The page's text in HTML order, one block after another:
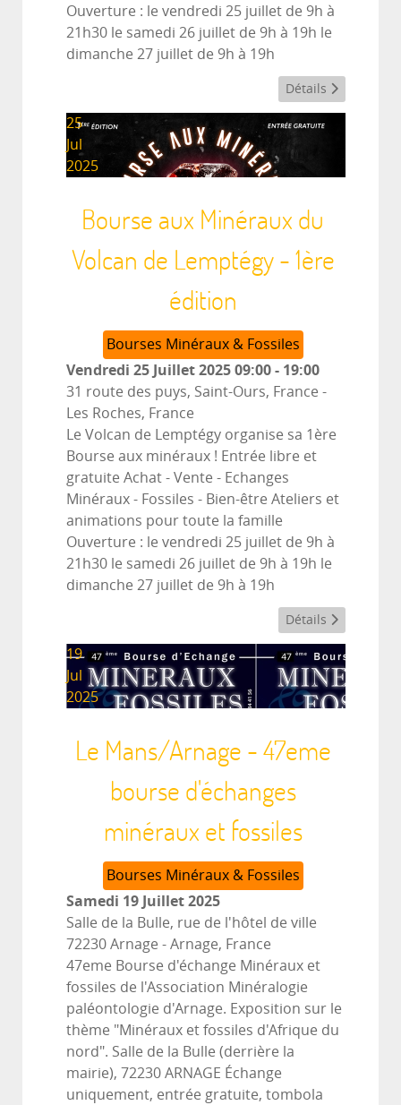
Ouverture : le vendredi 25 juillet de 9h à
21h30 le samedi 26 juillet de 9h à 19h le
dimanche 27 juillet de 9h à 19h
Détails
25
Jul
2025
Bourse aux Minéraux du
Volcan de Lemptégy - 1ère
édition
Bourses Minéraux & Fossiles
Vendredi 25 Juillet 202509:00- 19:00
31 route des puys, Saint-Ours, France -
Les Roches, France
Le Volcan de Lemptégy organise sa 1ère
Bourse aux minéraux ! Entrée libre et
gratuite Achat - Vente - Echanges
Minéraux - Fossiles - Bien-être Ateliers et
animations pour toute la famille
Ouverture : le vendredi 25 juillet de 9h à
21h30 le samedi 26 juillet de 9h à 19h le
dimanche 27 juillet de 9h à 19h
Détails
19
Jul
2025
Le Mans/Arnage - 47eme
bourse d'échanges
minéraux et fossiles
Bourses Minéraux & Fossiles
Samedi 19 Juillet 2025
Salle de la Bulle, rue de l'hôtel de ville
72230 Arnage - Arnage, France
47eme Bourse d'échange Minéraux et
fossiles de l'Association Minéralogie
paléontologie d'Arnage. Exposition sur le
thème "Minéraux et fossiles d'Afrique du
nord". Salle de la Bulle (derrière la
mairie), 72230 ARNAGE Échange
uniquement, entrée gratuite, tombola